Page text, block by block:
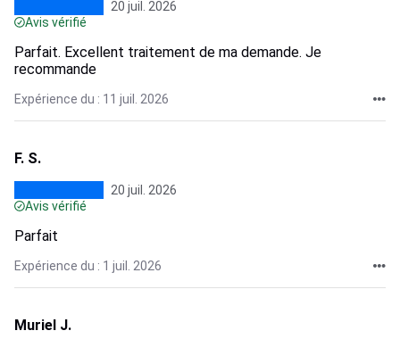
20 juil. 2026
Avis vérifié
Parfait. Excellent traitement de ma demande. Je
recommande
Expérience du : 11 juil. 2026
F. S.
20 juil. 2026
Avis vérifié
Parfait
Expérience du : 1 juil. 2026
Muriel J.